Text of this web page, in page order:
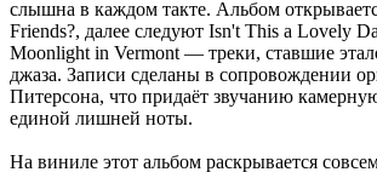
слышна в каждом такте. Альбом
Friends?, далее следуют Isn't This a Lovely
Moonlight in Vermont — треки, ставшие
джаза. Записи сделаны в сопровождении
Питерсона, что придаёт звучанию
единой лишней ноты.
На виниле этот альбом раскрывается